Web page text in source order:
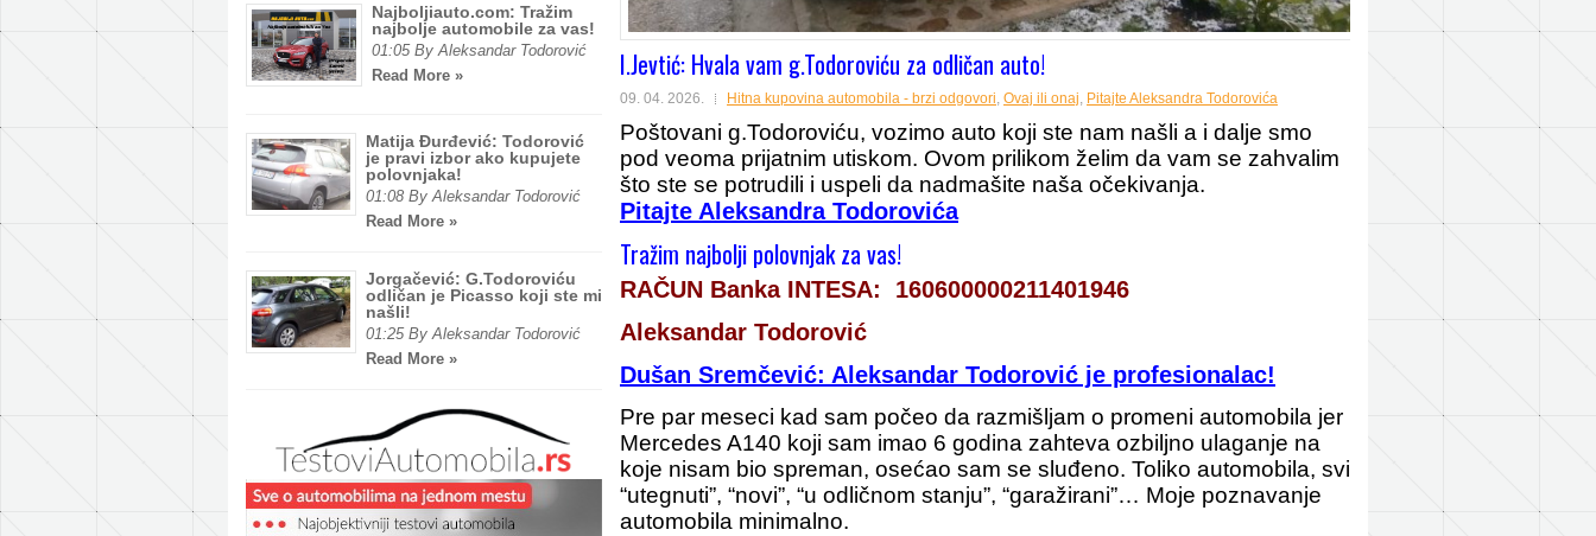
I.Jevtić: Hvala vam g.Todoroviću za odličan auto!
09. 04. 2026. Hitna kupovina automobila - brzi odgovori, Ovaj ili onaj, Pitajte Aleksandra Todorovića
Poštovani g.Todoroviću, vozimo auto koji ste nam našli a i dalje smo
pod veoma prijatnim utiskom. Ovom prilikom želim da vam se zahvalim
što ste se potrudili i uspeli da nadmašite naša očekivanja.
Pitajte Aleksandra Todorovića
Tražim najbolji polovnjak za vas!
RAČUN Banka INTESA: 160600000211401946
Aleksandar Todorović
Dušan Sremčević: Aleksandar Todorović je profesionalac!
Pre par meseci kad sam počeo da razmišljam o promeni automobila jer
Mercedes A140 koji sam imao 6 godina zahteva ozbiljno ulaganje na
koje nisam bio spreman, osećao sam se sluđeno. Toliko automobila, svi
“utegnuti”, “novi”, “u odličnom stanju”, “garažirani”… Moje poznavanje
automobila minimalno.
Najboljiauto.com: Tražim
najbolje automobile za vas!
01:05 By Aleksandar Todorović
Read More »
Matija Đurđević: Todorović
je pravi izbor ako kupujete
polovnjaka!
01:08 By Aleksandar Todorović
Read More »
Jorgačević: G.Todoroviću
odličan je Picasso koji ste mi
našli!
01:25 By Aleksandar Todorović
Read More »